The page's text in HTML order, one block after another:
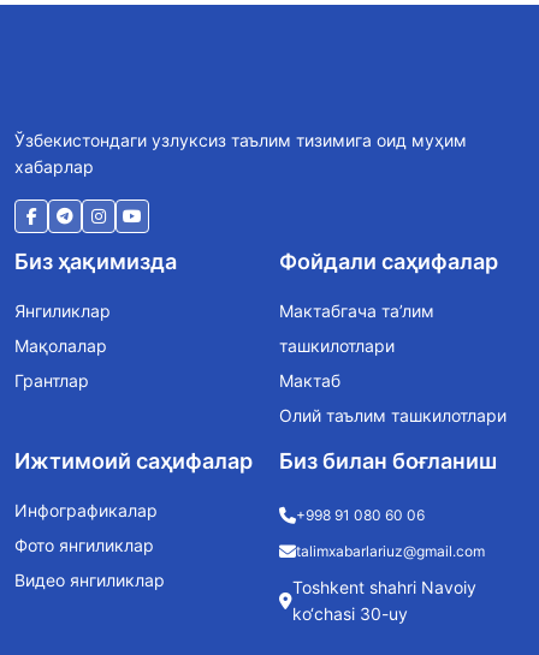
Ўзбекистондаги узлуксиз таълим тизимига оид муҳим
хабарлар
Биз ҳақимизда
Янгиликлар
Мақолалар
Грантлар
Фойдали саҳифалар
Мактабгача та’лим
ташкилотлари
Мактаб
Олий таълим ташкилотлари
Ижтимоий саҳифалар
Инфографикалар
Фото янгиликлар
Видео янгиликлар
Биз билан боғланиш
+998 91 080 60 06
talimxabarlariuz@gmail.com
Toshkent shahri Navoiy
ko‘chasi 30-uy